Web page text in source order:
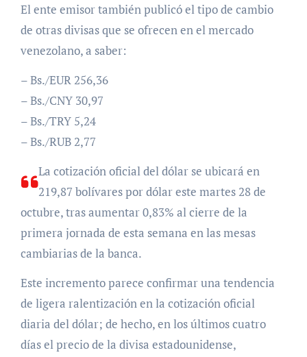
El ente emisor también publicó el tipo de cambio
de otras divisas que se ofrecen en el mercado
venezolano, a saber:
– Bs./EUR 256,36
– Bs./CNY 30,97
– Bs./TRY 5,24
– Bs./RUB 2,77
La cotización oficial del dólar se ubicará en
219,87 bolívares por dólar este martes 28 de
octubre, tras aumentar 0,83% al cierre de la
primera jornada de esta semana en las mesas
cambiarias de la banca.
Este incremento parece confirmar una tendencia
de ligera ralentización en la cotización oficial
diaria del dólar; de hecho, en los últimos cuatro
días el precio de la divisa estadounidense,